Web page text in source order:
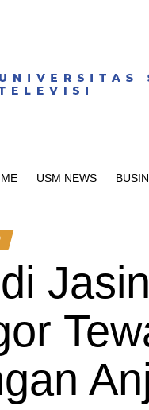
USM NEWS